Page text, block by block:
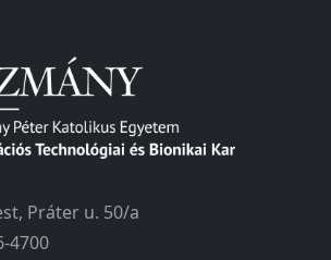
Práter u. 50/a
4700